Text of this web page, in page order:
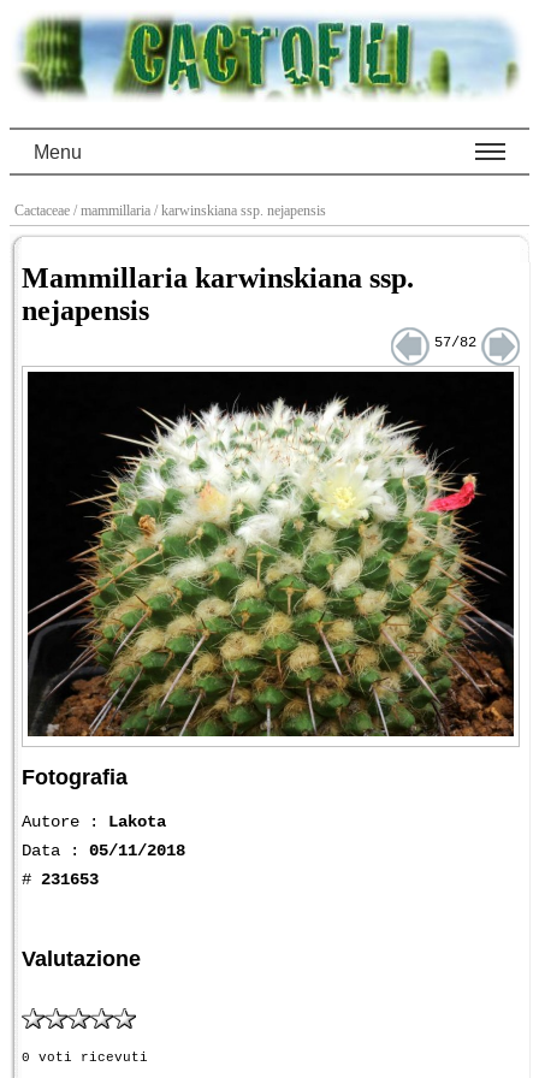
Menu
Cactaceae / mammillaria / karwinskiana ssp. nejapensis
Mammillaria karwinskiana ssp.
nejapensis
57/82
Fotografia
Autore : Lakota
Data : 05/11/2018
# 231653
Valutazione
0 voti ricevuti